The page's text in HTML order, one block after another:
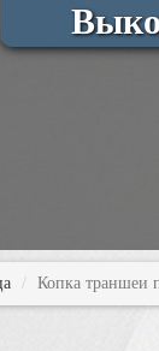
Копка траншеи